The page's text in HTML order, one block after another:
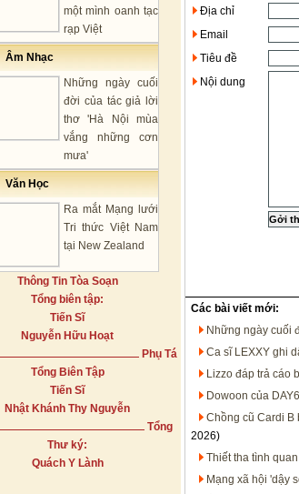
một mình oanh tạc
rạp Việt
Âm Nhạc
Những ngày cuối
đời của tác giả lời
thơ 'Hà Nội mùa
vắng những cơn
mưa'
Văn Học
Ra mắt Mạng lưới
Tri thức Việt Nam
tại New Zealand
Thông Tin Tòa Soạn
Tổng biên tập:
Tiến Sĩ
Nguyễn Hữu Hoạt
Phụ Tá
Tổng Biên Tập
Tiến Sĩ
Nhật Khánh Thy Nguyễn
Tổng
Thư ký:
Quách Y Lành
Địa chỉ
Email
Tiêu đề
Nội dung
Các bài viết mới:
Những ngày cuối
Ca sĩ LEXXY ghi
Lizzo đáp trả cáo
Dowoon của
Chồng cũ Cardi B
2026)
Thiết tha tình
Mạng xã hội 'dậy